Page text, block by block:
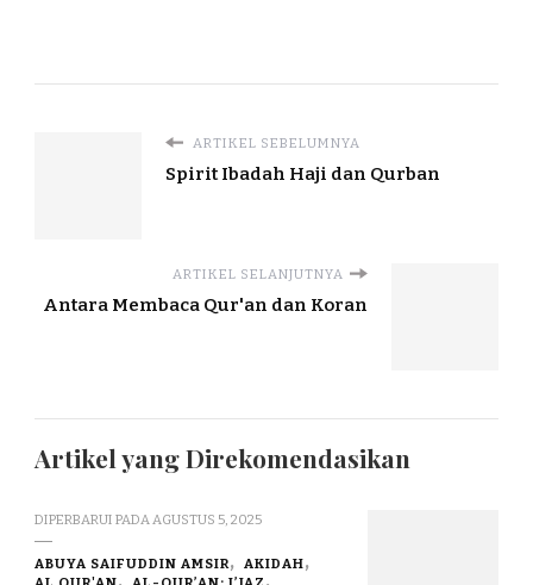
ARTIKEL SEBELUMNYA
Spirit Ibadah Haji dan Qurban
ARTIKEL SELANJUTNYA
Antara Membaca Qur'an dan Koran
Artikel yang Direkomendasikan
DIPERBARUI PADAAGUSTUS 5, 2025
ABUYA SAIFUDDIN AMSIR
AKIDAH